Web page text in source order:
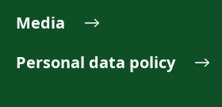
Media
Personal data policy